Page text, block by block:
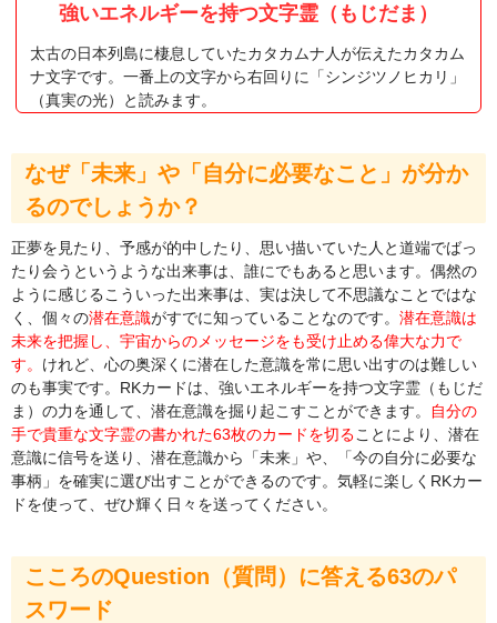
強いエネルギーを持つ文字霊（もじだま）
太古の日本列島に棲息していたカタカムナ人が伝えたカタカム
ナ文字です。一番上の文字から右回りに「シンジツノヒカリ」
（真実の光）と読みます。
なぜ「未来」や「自分に必要なこと」が分か
るのでしょうか？
正夢を見たり、予感が的中したり、思い描いていた人と道端でばっ
たり会うというような出来事は、誰にでもあると思います。偶然の
ように感じるこういった出来事は、実は決して不思議なことではな
く、個々の潜在意識がすでに知っていることなのです。 潜在意識は
未来を把握し、宇宙からのメッセージをも受け止める偉大な力で
す。 けれど、心の奥深くに潜在した意識を常に思い出すのは難しい
のも事実です。RKカードは、強いエネルギーを持つ文字霊（もじだ
ま）の力を通して、潜在意識を掘り起こすことができます。
自分の
手で貴重な文字霊の書かれた63枚のカードを切ることにより、潜在
意識に信号を送り、潜在意識から「未来」や、「今の自分に必要な
事柄」を確実に選び出すことができるのです。気軽に楽しくRKカー
ドを使って、ぜひ輝く日々を送ってください。
こころのQuestion（質問）に答える63のパ
スワード